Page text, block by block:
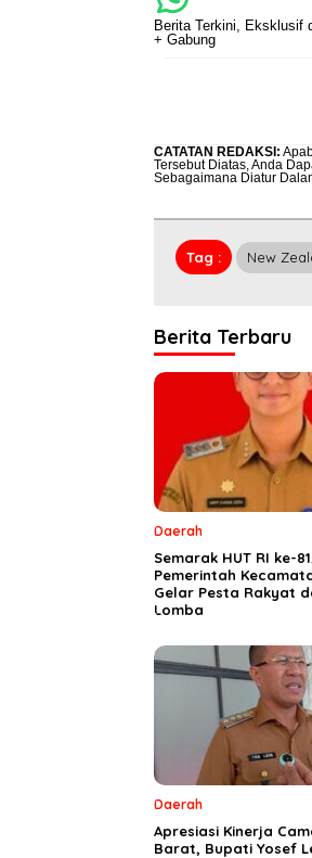
Berita Terkini, Eksklusif
+ Gabung
CATATAN REDAKSI :
Tersebut Diatas, Anda
Sebagaimana Diatur
Tag : New
Berita Terbaru
Daerah
Semarak HUT RI ke-
Pemerintah
Gelar Pesta Rakyat
Lomba
Daerah
Apresiasi Kinerja
Barat, Bupati Yosef